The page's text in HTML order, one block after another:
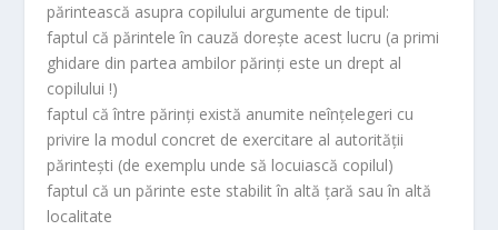
părintească asupra copilului argumente de tipul:
faptul că părintele în cauză doreşte acest lucru (a primi
ghidare din partea ambilor părinţi este un drept al
copilului !)
faptul că între părinţi există anumite neînţelegeri cu
privire la modul concret de exercitare al autorităţii
părinteşti (de exemplu unde să locuiască copilul)
faptul că un părinte este stabilit în altă ţară sau în altă
localitate